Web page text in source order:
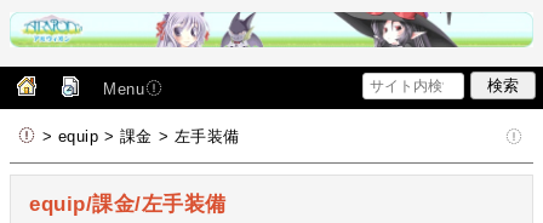
Menu
> equip > 課金 > 左手装備
equip/課金/左手装備